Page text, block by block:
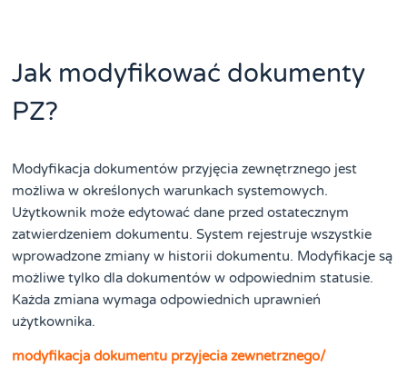
Jak modyfikować dokumenty
PZ?
Modyfikacja dokumentów przyjęcia zewnętrznego jest
możliwa w określonych warunkach systemowych.
Użytkownik może edytować dane przed ostatecznym
zatwierdzeniem dokumentu. System rejestruje wszystkie
wprowadzone zmiany w historii dokumentu. Modyfikacje są
możliwe tylko dla dokumentów w odpowiednim statusie.
Każda zmiana wymaga odpowiednich uprawnień
użytkownika.
modyfikacja dokumentu przyjecia zewnetrznego/